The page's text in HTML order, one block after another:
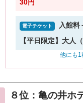
８位：亀の井ホ